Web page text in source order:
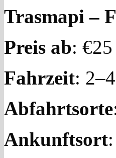
Trasmapi –
Preis ab: €25
Fahrzeit:
Abfahrtsorte
Ankunftsort